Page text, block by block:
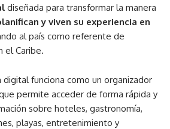
diseñada para transformar la manera
y viven su experiencia en
al país como referente de
el Caribe.
digital funciona como un organizador
permite acceder de forma rápida y
sobre hoteles, gastronomía,
playas, entretenimiento y